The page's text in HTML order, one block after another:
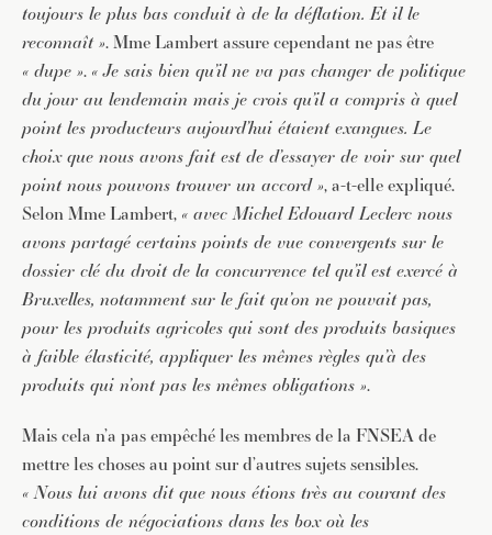
toujours le plus bas conduit à de la déflation. Et il le
reconnaît ». Mme Lambert assure cependant ne pas être
« dupe ». « Je sais bien qu’il ne va pas changer de politique
du jour au lendemain mais je crois qu’il a compris à quel
point les producteurs aujourd’hui étaient exangues. Le
choix que nous avons fait est de d’essayer de voir sur quel
point nous pouvons trouver un accord », a-t-elle expliqué.
Selon Mme Lambert, « avec Michel Edouard Leclerc nous
avons partagé certains points de vue convergents sur le
dossier clé du droit de la concurrence tel qu’il est exercé à
Bruxelles, notamment sur le fait qu’on ne pouvait pas,
pour les produits agricoles qui sont des produits basiques
à faible élasticité, appliquer les mêmes règles qu’à des
produits qui n’ont pas les mêmes obligations ».
Mais cela n’a pas empêché les membres de la FNSEA de
mettre les choses au point sur d’autres sujets sensibles.
« Nous lui avons dit que nous étions très au courant des
conditions de négociations dans les box où les